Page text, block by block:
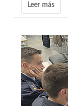
Leer más